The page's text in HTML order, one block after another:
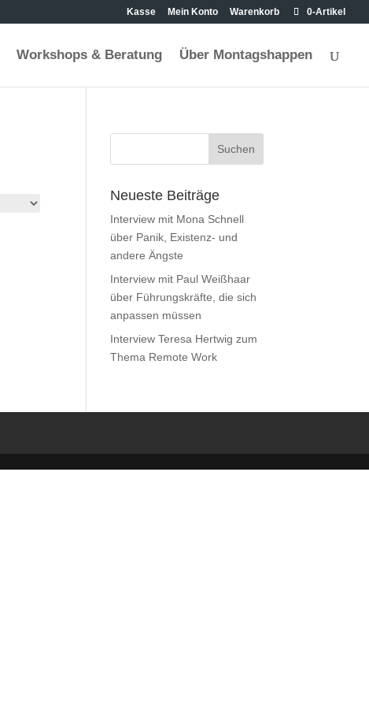
Kasse Mein Konto Warenkorb 0-Artikel
Workshops & Beratung Über Montagshappen
Neueste Beiträge
Interview mit Mona Schnell
über Panik, Existenz- und
andere Ängste
Interview mit Paul Weißhaar
über Führungskräfte, die sich
anpassen müssen
Interview Teresa Hertwig zum
Thema Remote Work